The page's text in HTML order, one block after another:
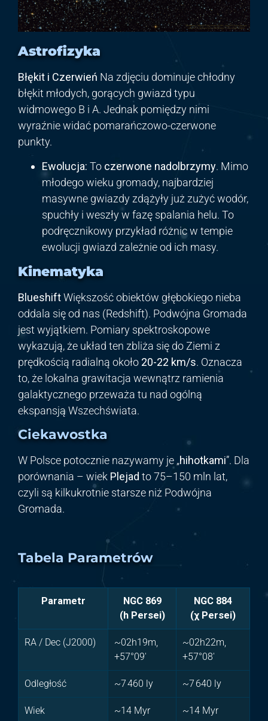
Astrofizyka
Błękit i Czerwień Na zdjęciu dominuje chłodny
błękit młodych, gorących gwiazd typu
widmowego B i A. Jednak pomiędzy nimi
wyraźnie widać pomarańczowo-czerwone
punkty.
Ewolucja: To czerwone nadolbrzymy. Mimo
młodego wieku gromady, najbardziej
masywne gwiazdy zdążyły już zużyć wodór,
spuchły i weszły w fazę spalania helu. To
podręcznikowy przykład różnic w tempie
ewolucji gwiazd zależnie od ich masy.
Kinematyka
BlueshiftWiększość obiektów głębokiego nieba
oddala się od nas (Redshift). Podwójna Gromada
jest wyjątkiem. Pomiary spektroskopowe
wykazują, że układ ten zbliża się do Ziemi z
prędkością radialną około 20-22 km/s. Oznacza
to, że lokalna grawitacja wewnątrz ramienia
galaktycznego przeważa tu nad ogólną
ekspansją Wszechświata.
Ciekawostka
W Polsce potocznie nazywamy je „hihotkami”. Dla
porównania – wiek Plejad to 75–150 mln lat,
czyli są kilkukrotnie starsze niż Podwójna
Gromada.
Tabela Parametrów
Parametr
NGC 869
(h Persei)
NGC 884
(χ Persei)
RA / Dec (J2000)
~02h19m,
+57°09′
~02h22m,
+57°08′
Odległość ~7 460 ly ~7 640 ly
Wiek ~14 Myr ~14 Myr